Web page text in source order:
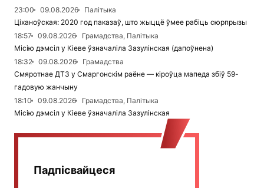
23:00 09.08.2026
Палітыка
Ціханоўская: 2020 год паказаў, што жыццё ўмее рабіць сюрпрызы
18:57
09.08.2026
Грамадства, Палітыка
Місію дэмсіл у Кіеве ўзначаліла Зазулінская (дапоўнена)
18:32
09.08.2026
Грамадства
Смяротнае ДТЗ у Смаргонскім раёне — кіроўца мапеда збіў 59-
гадовую жанчыну
18:10
09.08.2026
Грамадства, Палітыка
Місію дэмсіл у Кіеве ўзначаліла Зазулінская
Падпісвайцеся